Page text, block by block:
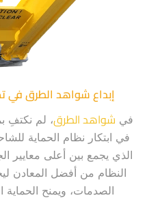
إبداع شواهد الطرق في
في شواهد الطرق، لم نكتفِ
الذي يجمع بين أعلى معايير
النظام من أفضل المعادن
الصدمات، ويمنح